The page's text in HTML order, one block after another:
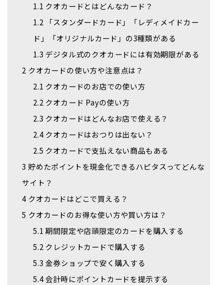
1.1 クオカードとはどんなカード？
1.2 「スタンダードカード」「レディメイドカー
ド」「オリジナルカード」の3種類がある
1.3 デジタル式のクオカードには有効期限がある
2 クオカードの使い方や注意点は？
2.1 クオカードのお店での使い方
2.2 クオカード Payの使い方
2.3 クオカードはどんなお店で使える？
2.4クオカードはおつりは出ない？
2.5 クオカードで支払えない商品もある
3 貯めたポイントを現金化できるハピタスってどんな
サイト？
4 クオカードはどこで買える？
5 クオカードのお得な使い方や買い方は？
5.1 期間限定や店頭限定のカードを購入する
5.2 クレジットカードで購入する
5.3 金券ショップで安く購入する
5.4会計時にポイントカードを提示する